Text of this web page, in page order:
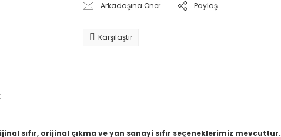
Arkadaşına Öner Paylaş
Karşılaştır
sıfır, orijinal çıkma ve yan sanayi sıfır seçeneklerimiz mevcuttur.